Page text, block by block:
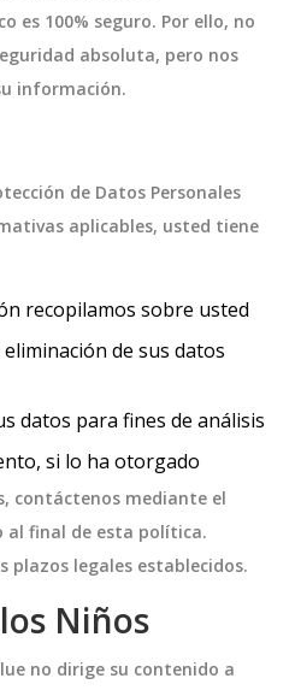
es 100% seguro. Por ello, no
absoluta, pero nos
información.
de Datos Personales
aplicables, usted tiene
recopilamos sobre usted
de sus datos
datos para fines de análisis
si lo ha otorgado
contáctenos mediante el
al final de esta política.
plazos legales establecidos.
Niños
no dirige su contenido a